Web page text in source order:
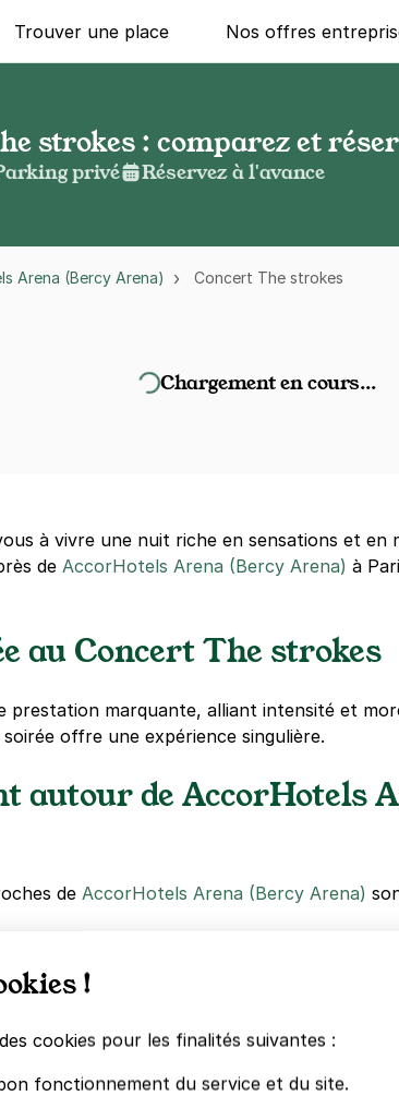
Trouver une place Nos offres
strokes : comparez et
privé Réservez à l'avance
Arena (Bercy Arena) Concert The strokes
Chargement en cours…
à vivre une nuit riche en sensations et
de AccorHotels Arena (Bercy Arena) à
au Concert The strokes
prestation marquante, alliant intensité et
offre une expérience singulière.
autour de AccorHotels
de AccorHotels Arena (Bercy Arena)
: ouvrez la porte depuis votre
de plan
votre parking avant le départ.
!
cookies pour les finalités suivantes :
fonctionnement du service et du site.